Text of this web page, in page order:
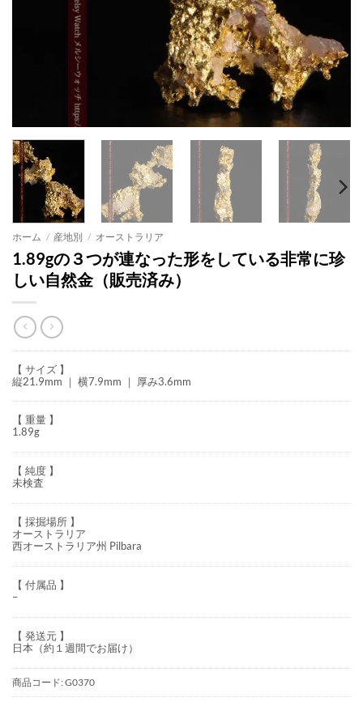
ホーム / 産地別 / オーストラリア
1.89gの３つが連なった形をしている非常に珍
しい自然金（販売済み）
【 サイズ 】
縦21.9mm ｜ 横7.9mm ｜ 厚み3.6mm
【 重量 】
1.89g
【 純度 】
未検査
【 採掘場所 】
オーストラリア
西オーストラリア州 Pilbara
【 付属品 】
–
【 発送元 】
日本（約１週間でお届け）
商品コード:G0370